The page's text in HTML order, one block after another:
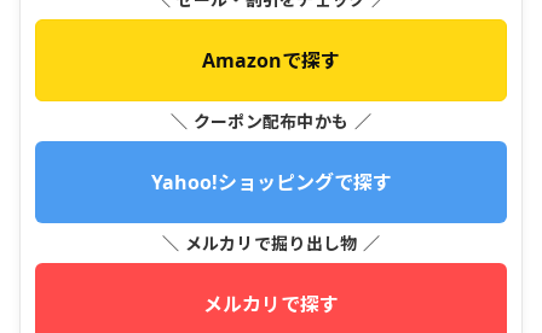
Amazonで探す
＼ クーポン配布中かも ／
Yahoo!ショッピングで探す
＼ メルカリで掘り出し物 ／
メルカリで探す